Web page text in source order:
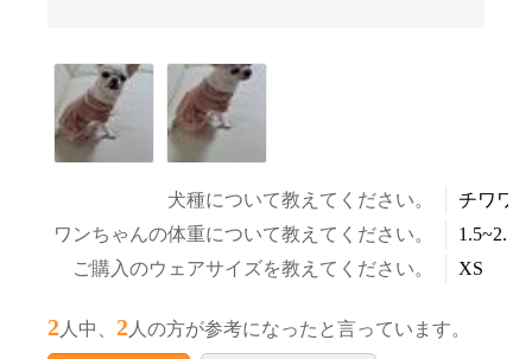
犬種について教えてください。
チワワ
ワンちゃんの体重について教えてください。
ご購入のウェアサイズを教えてください。
XS
2 人中、 2 人の方が参考になったと言っています。